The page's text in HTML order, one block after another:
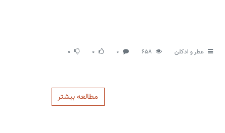
عطر و ادکلن 658
0
0
0
مطالعه بیشتر